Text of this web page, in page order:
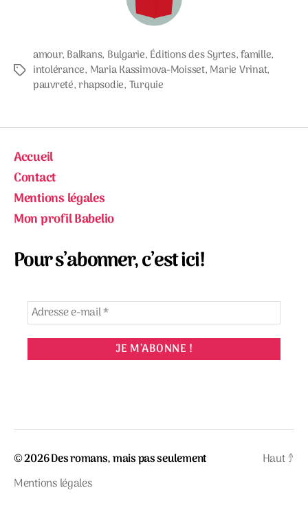
Étiquettes
amour, Balkans, Bulgarie, Éditions des Syrtes,famille,
intolérance, Maria Kassimova-Moisset, Marie Vrinat,
pauvreté,rhapsodie, Turquie
Accueil
Contact
Mentions légales
Mon profil Babelio
Pour s’abonner, c’est ici!
© 2026Des romans, mais pas seulement
Mentions légales
Haut↑